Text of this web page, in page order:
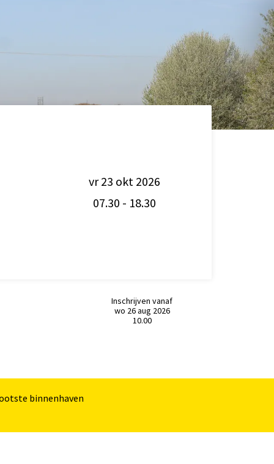
vr 23 okt 2026
07.30 - 18.30
Inschrijven vanaf
wo 26 aug 2026
10.00
binnenhaven